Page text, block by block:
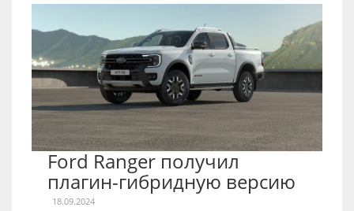
Ford Ranger получил
плагин-гибридную версию
18.09.2024